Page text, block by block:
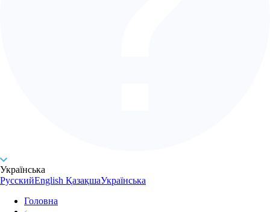
Українська
РусскийEnglish ҚазақшаУкраїнська
Головна